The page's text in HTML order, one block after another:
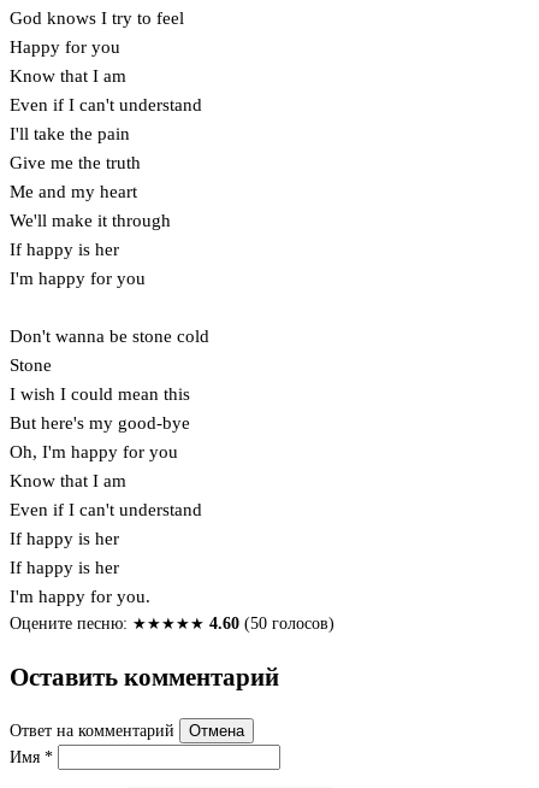
God knows I try to feel
Happy for you
Know that I am
Even if I can't understand
I'll take the pain
Give me the truth
Me and my heart
We'll make it through
If happy is her
I'm happy for you
Don't wanna be stone cold
Stone
I wish I could mean this
But here's my good-bye
Oh, I'm happy for you
Know that I am
Even if I can't understand
If happy is her
If happy is her
I'm happy for you.
Оцените песню: ★★★★★ 4.60 (50 голосов)
Оставить комментарий
Ответ на комментарий
Отмена
Имя *